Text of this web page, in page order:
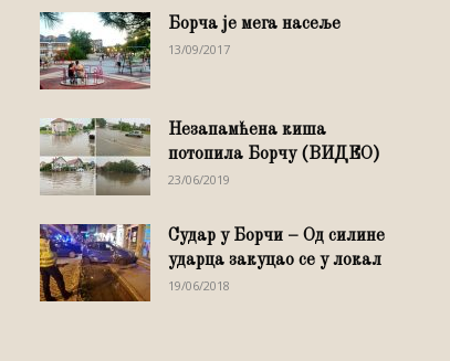
Борча је мега насеље
13/09/2017
Незапамћена киша
потопила Борчу (ВИДЕО)
23/06/2019
Судар у Борчи – Од силине
ударца закуцао се у локал
19/06/2018